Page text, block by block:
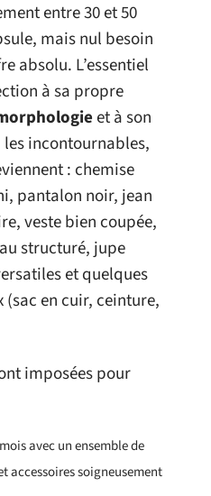
entre 30 et 50
mais nul besoin
absolu. L’essentiel
à sa propre
et à son
les incontournables,
: chemise
pantalon noir, jean
veste bien coupée,
structuré, jupe
et quelques
(sac en cuir, ceinture,
imposées pour
avec un ensemble de
accessoires soigneusement